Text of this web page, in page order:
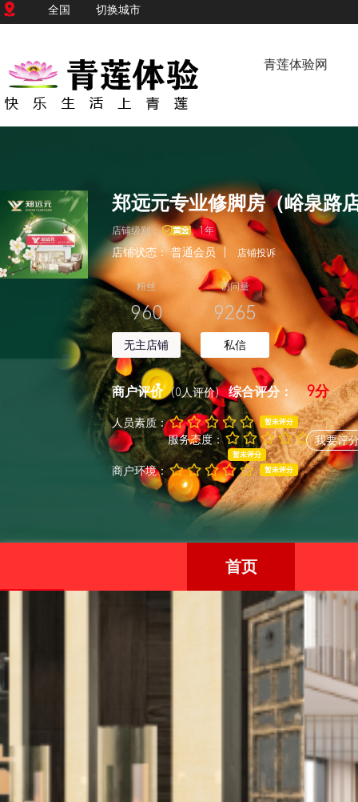
全国 切换城市
青莲体验网
郑远元专业修脚房（峪泉路
店铺级别： 1年
店铺状态：普通会员 店铺投诉
粉丝
960
无主店铺
访问量
9265
私信
商户评价 (0人评价)综合评分： 9分
人员素质： 暂未评分
服务态度：
暂未评分
商户环境： 暂未评分
我要评
首页